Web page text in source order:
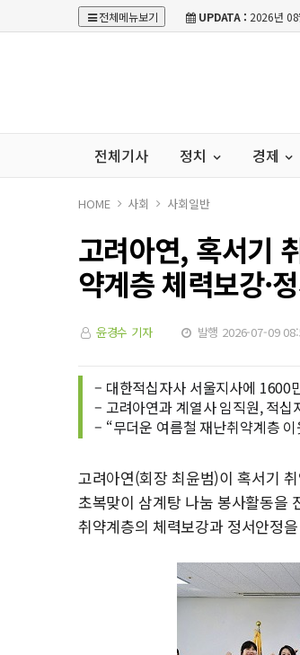
전체메뉴보기 UPDATA : 2026년
전체기사 정치 경제
HOME 사회 사회일반
고려아연, 혹서기
약계층 체력보강·
윤경수 기자 발행 2026-07-09
– 대한적십자사 서울지사에
– 고려아연과 계열사 임직원, 적
– “무더운 여름철 재난취약계층
고려아연(회장 최윤범)이 혹서기
초복맞이 삼계탕 나눔 봉사활동을
취약계층의 체력보강과 정서안정